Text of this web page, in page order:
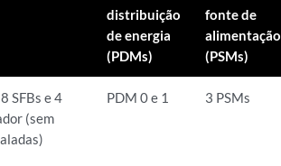
distribuição
de energia
(PDMs)
fonte de
alimentação
(PSMs)
SFBs e 4
(sem
PDM 0 e 1 3 PSMs